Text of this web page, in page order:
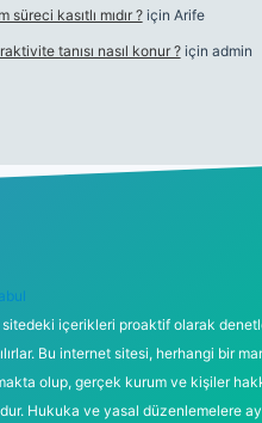
süreci kasıtlı mıdır ?için Arife
tanısı nasıl konur ?için admin
sitedeki içerikleri proaktif olarak
Bu internet sitesi, herhangi bir
olup, gerçek kurum ve kişiler
Hukuka ve yasal düzenlemelere